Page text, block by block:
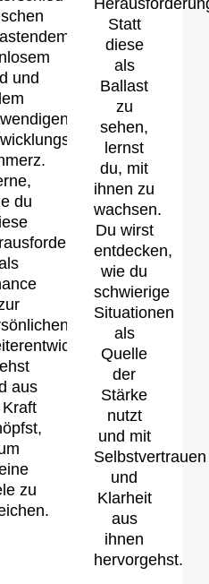
und
du
aus
zu
Statt
diese
als
Ballast
zu
sehen,
lernst
du, mit
ihnen zu
wachsen.
Du wirst
entdecken,
wie du
schwierige
Situationen
als
Quelle
der
Stärke
nutzt
und mit
Selbstvertrauen
und
Klarheit
aus
ihnen
hervorgehst.